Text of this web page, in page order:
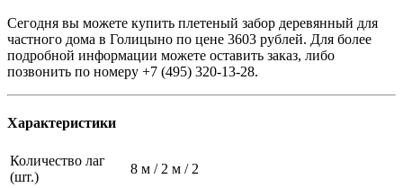
Сегодня вы можете купить плетеный забор деревянный для
частного дома в Голицыно по цене 3603 рублей. Для более
подробной информации можете оставить заказ, либо
позвонить по номеру +7 (495) 320-13-28.
Характеристики
Количество лаг
(шт.)
8 м / 2 м / 2